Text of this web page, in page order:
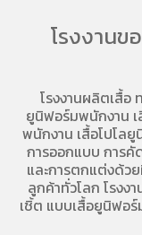
โรงงานข
โรงงานผลิตเสื้อ
ยูนิฟอร์มพนักงาน
พนักงาน เสื้อโปโล
การออกแบบ การคั
และการตกแต่งด้ว
ลูกค้าทั่วโลก โรงง
เชิ้ต แบบเสื้อยูนิฟอ